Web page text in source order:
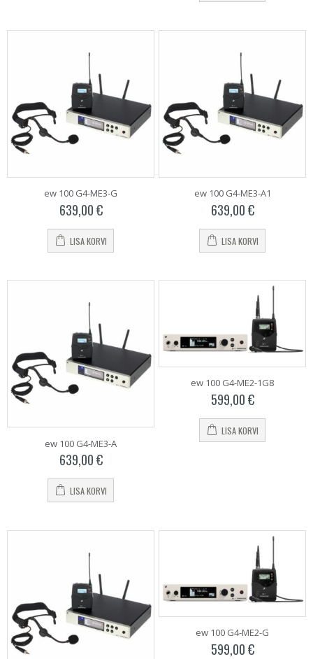
ew 100 G4-ME3-G
639,00€
LISA KORVI
ew 100 G4-ME3-A1
639,00€
LISA KORVI
ew 100 G4-ME3-A
639,00€
LISA KORVI
ew 100 G4-ME2-1G8
599,00€
LISA KORVI
ew 100 G4-ME2-G
599,00€